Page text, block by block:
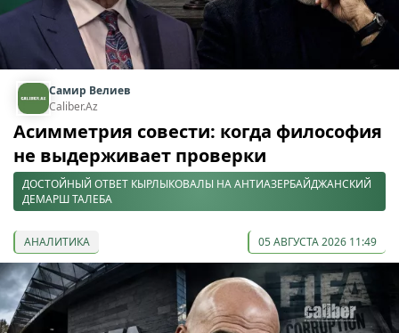
Самир Велиев
Caliber.Az
Асимметрия совести: когда философия
не выдерживает проверки
ДОСТОЙНЫЙ ОТВЕТ КЫРЛЫКОВАЛЫ НА АНТИАЗЕРБАЙДЖАНСКИЙ
ДЕМАРШ ТАЛЕБА
АНАЛИТИКА 05 АВГУСТА 2026 11:49